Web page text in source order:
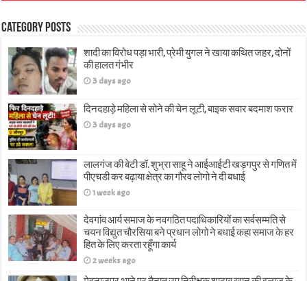
Category Posts
शादी का विरोध पड़ा भारी, प्रेमी युगल ने खाया कथित जहर, दोनों
की हालत गंभीर
3 days ago
दिनदहाड़े महिला से सोने की चेन लूटी, बाइक सवार बदमाश फरार
3 days ago
लालगंज की बेटी डॉ. शुभ्रा साहू ने आईआईटी खड़गपुर से गणित में
पीएचडी कर बढ़ाया क्षेत्र का गौरव लोगो ने दी बधाई
1 week ago
देवगांव आर्य समाज के नवगठित पदाधिकारियों का सर्वसम्मति से
चयन विद्युत चौरसिया बने प्रधान लोगो ने बधाई कहा समाज के हर
हित के लिए करता रहूँगा कार्य
2 weeks ago